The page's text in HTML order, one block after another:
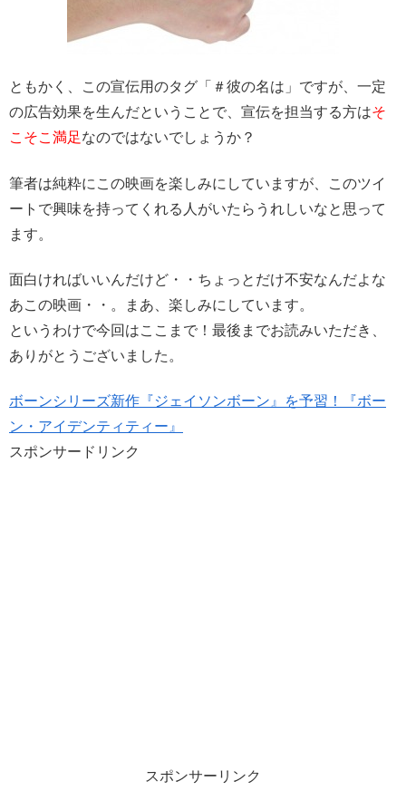
ともかく、この宣伝用のタグ「＃彼の名は」ですが、 一定
の広告効果を生んだということで、宣伝を担当する方はそ
こそこ満足なのではないでしょうか？
筆者は純粋にこの映画を楽しみにしていますが、このツイ
ートで興味を持ってくれる人がいたらうれしいなと思って
ます。
面白ければいいんだけど・・ちょっとだけ不安なんだよな
あこの映画・・。まあ、楽しみにしています。
というわけで今回はここまで！最後までお読みいただき、
ありがとうございました。
ボーンシリーズ新作『ジェイソンボーン』を予習！『ボー
ン・アイデンティティー』
スポンサードリンク
スポンサーリンク